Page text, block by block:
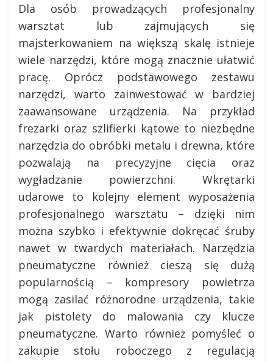
Dla osób prowadzących profesjonalny
warsztat lub zajmujących się
majsterkowaniem na większą skalę istnieje
wiele narzędzi, które mogą znacznie ułatwić
pracę. Oprócz podstawowego zestawu
narzędzi, warto zainwestować w bardziej
zaawansowane urządzenia. Na przykład
frezarki oraz szlifierki kątowe to niezbędne
narzędzia do obróbki metalu i drewna, które
pozwalają na precyzyjne cięcia oraz
wygładzanie powierzchni. Wkrętarki
udarowe to kolejny element wyposażenia
profesjonalnego warsztatu – dzięki nim
można szybko i efektywnie dokręcać śruby
nawet w twardych materiałach. Narzędzia
pneumatyczne również cieszą się dużą
popularnością – kompresory powietrza
mogą zasilać różnorodne urządzenia, takie
jak pistolety do malowania czy klucze
pneumatyczne. Warto również pomyśleć o
zakupie stołu roboczego z regulacją